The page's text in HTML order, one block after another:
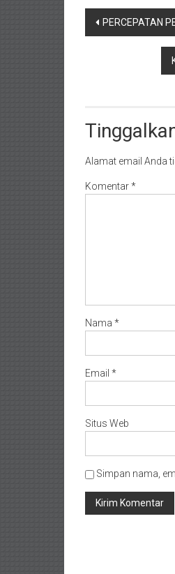
Navigasi
PERCEPATAN
Alamat email Anda
Komentar*
Nama *
Email *
Situs Web
Simpan nama,